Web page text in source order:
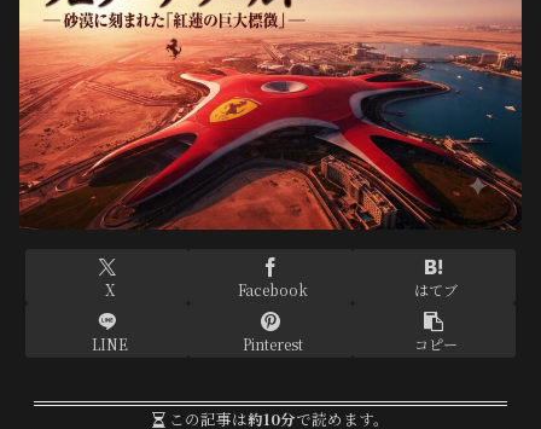
X Facebook はてブ
LINE Pinterest コピー
この記事は約10分で読めます。